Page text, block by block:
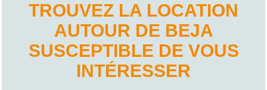
TROUVEZ LA LOCATION
AUTOUR DE BEJA
SUSCEPTIBLE DE VOUS
INTÉRESSER